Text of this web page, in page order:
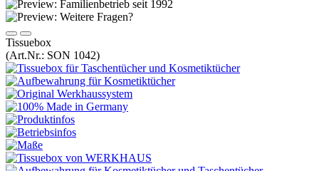
Tissuebox
(Art.Nr.: SON 1042)